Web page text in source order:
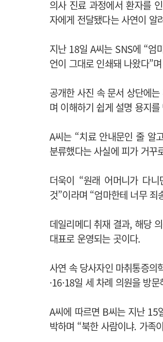
의사 진료 과정에서 환자를
자에게 전달됐다는 사연이 알
지난 18일 A씨는 SNS에 “엄
언이 그대로 인쇄돼 나왔다”
공개한 사진 속 문서 상단에
며 이해하기 쉽게 설명 용지
A씨는 “치료 안내문인 줄 알
분류했다는 사실에 피가 거꾸
더욱이 “원래 어머니가 다
것”이라며 “엄마한테 너무
데일리메디 취재 결과, 해당
대표로 운영되는 곳이다.
사연 속 당사자인 마취통증
·16·18일 세 차례 의원을 방
A씨에 따르면 B씨는 지난 15
박하며 “북한 사람이냐. 가족